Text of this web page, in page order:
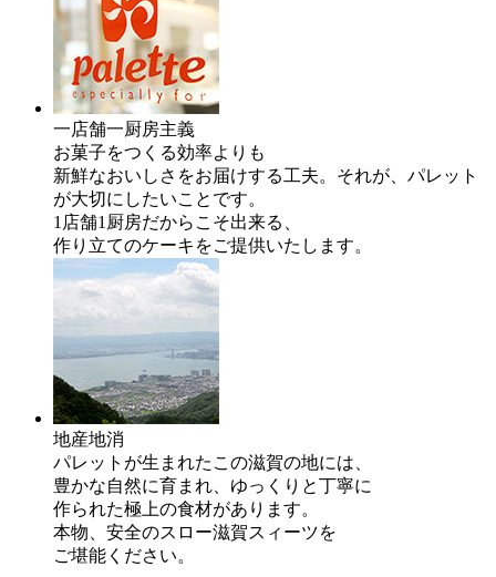
一店舗一厨房主義
お菓子をつくる効率よりも
新鮮なおいしさをお届けする工夫。それが、パレット
が大切にしたいことです。
1店舗1厨房だからこそ出来る、
作り立てのケーキをご提供いたします。
地産地消
パレットが生まれたこの滋賀の地には、
豊かな自然に育まれ、ゆっくりと丁寧に
作られた極上の食材があります。
本物、安全のスロー滋賀スィーツを
ご堪能ください。